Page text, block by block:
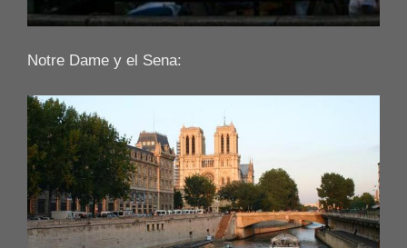
Notre Dame y el Sena: